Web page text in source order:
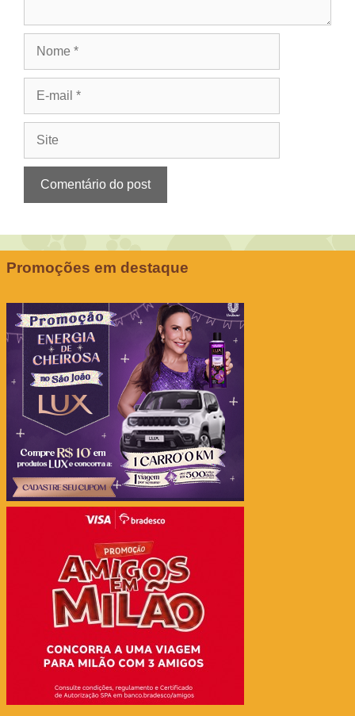
Promoções em destaque